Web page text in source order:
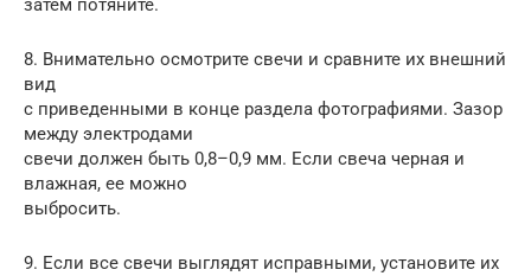
затем потяните.
8. Внимательно осмотрите свечи и сравните их внешний
вид
с приведенными в конце раздела фотографиями. Зазор
между электродами
свечи должен быть 0,8–0,9 мм. Если свеча черная и
влажная, ее можно
выбросить.
9. Если все свечи выглядят исправными, установите их